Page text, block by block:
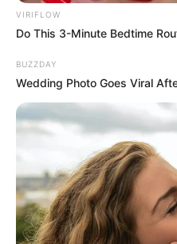
VIRIFLOW
Do This 3-Minute Bedtime
BUZZDAY
Wedding Photo Goes Viral